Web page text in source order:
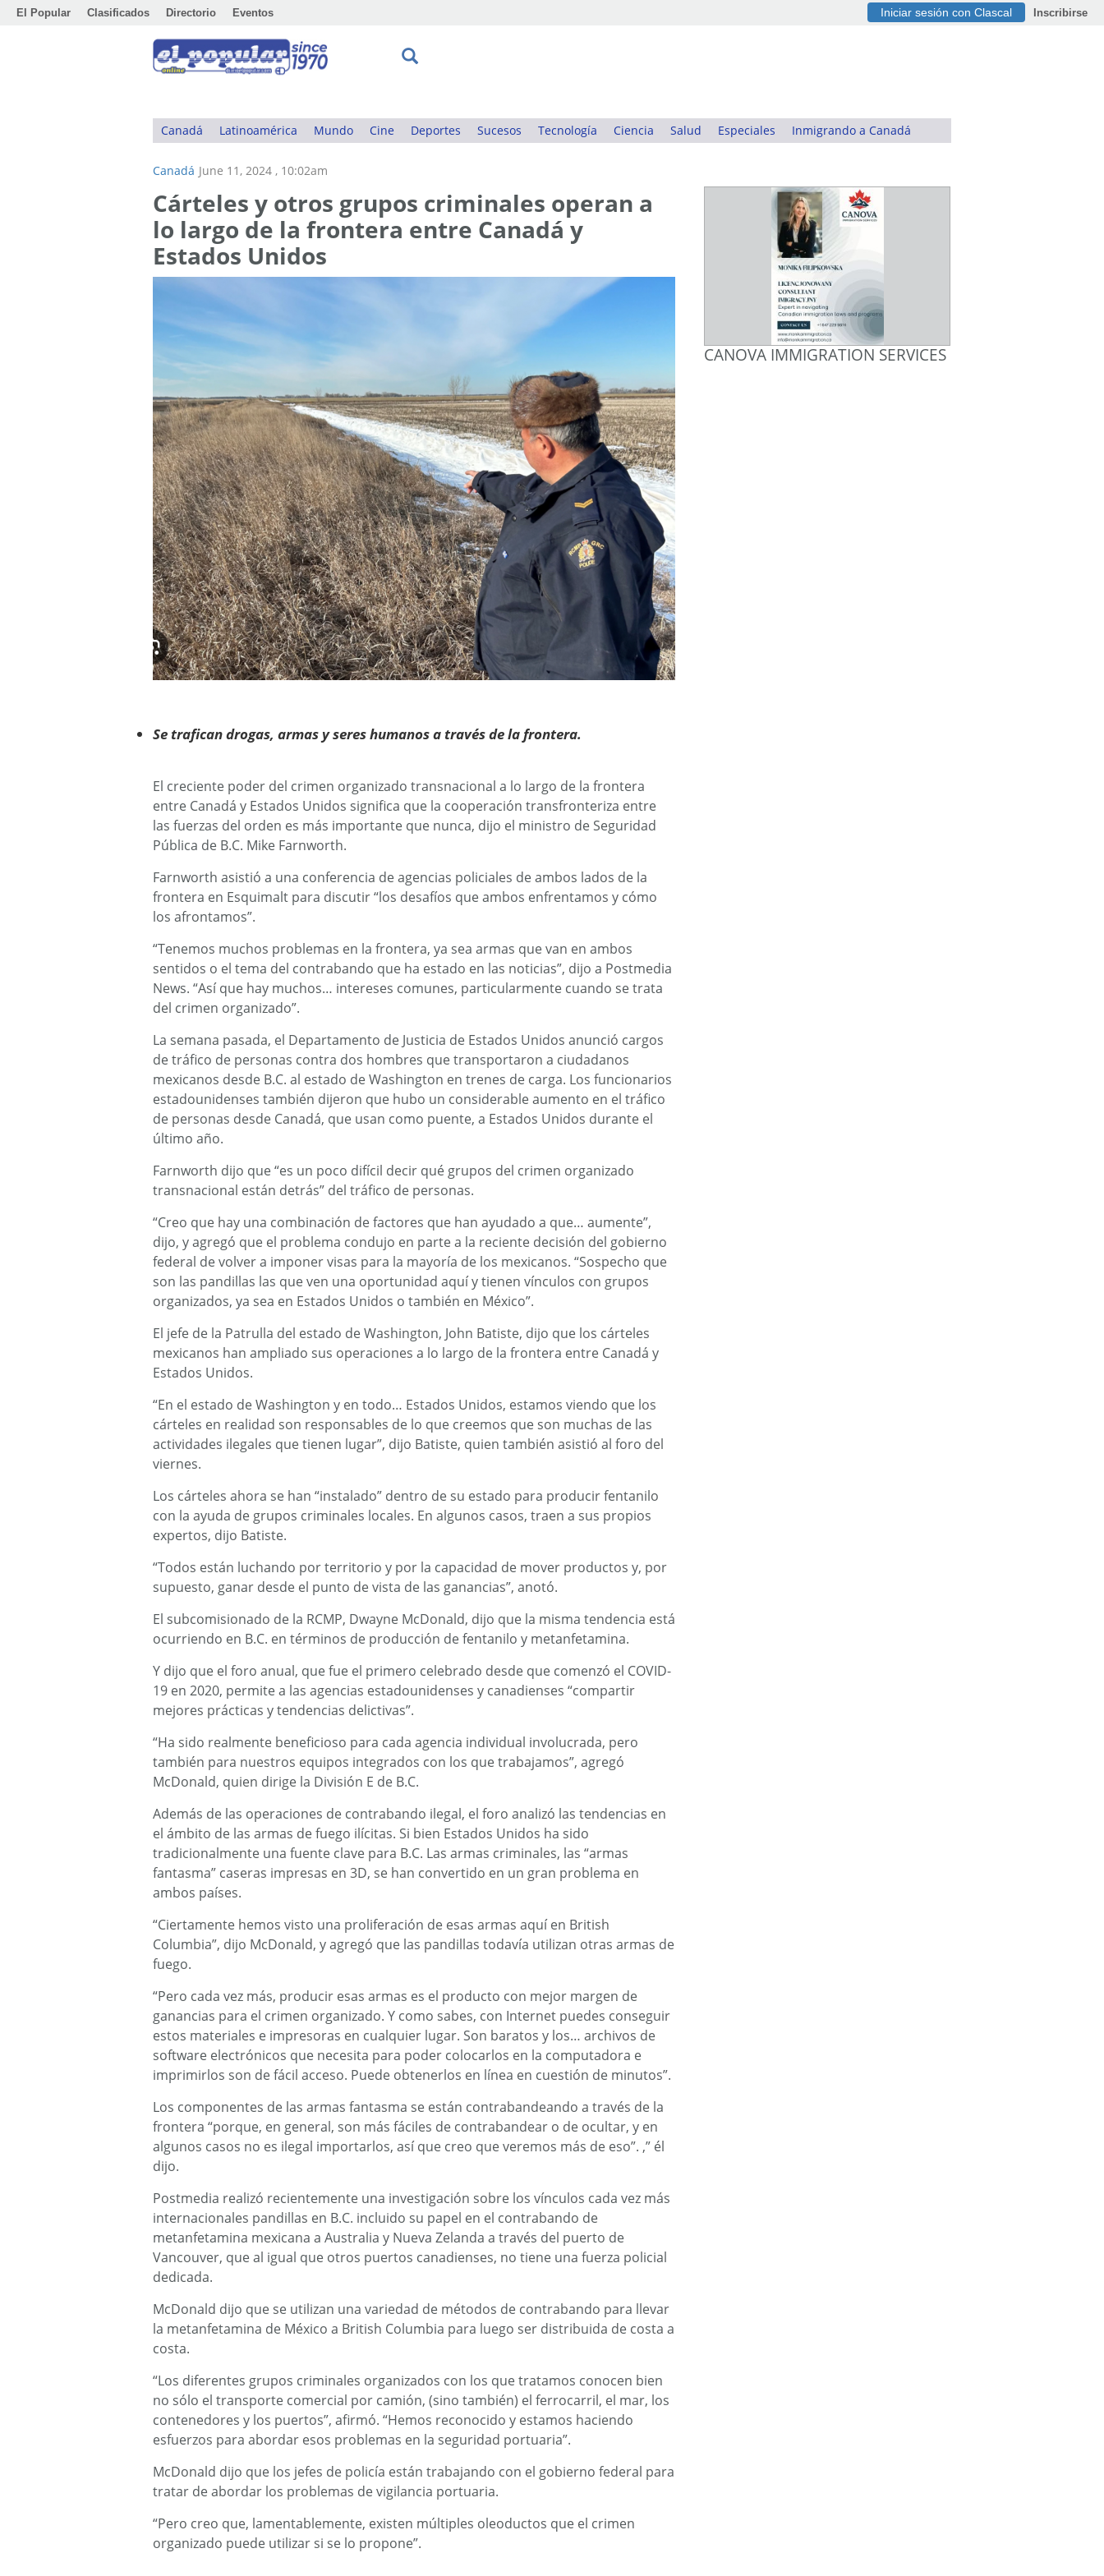
El Popular Clasificados Directorio Eventos Iniciar sesión con Clascal Inscribirse
Canadá Latinoamérica Mundo Cine Deportes Sucesos Tecnología Ciencia Salud Especiales Inmigrando a Canadá
Canadá June 11, 2024 , 10:02am
Cárteles y otros grupos criminales operan a
lo largo de la frontera entre Canadá y
Estados Unidos
Se trafican drogas, armas y seres humanos a través de la frontera.
El creciente poder del crimen organizado transnacional a lo largo de la frontera
entre Canadá y Estados Unidos significa que la cooperación transfronteriza entre
las fuerzas del orden es más importante que nunca, dijo el ministro de Seguridad
Pública de B.C. Mike Farnworth.
Farnworth asistió a una conferencia de agencias policiales de ambos lados de la
frontera en Esquimalt para discutir “los desafíos que ambos enfrentamos y cómo
los afrontamos”.
“Tenemos muchos problemas en la frontera, ya sea armas que van en ambos
sentidos o el tema del contrabando que ha estado en las noticias”, dijo a Postmedia
News. “Así que hay muchos… intereses comunes, particularmente cuando se trata
del crimen organizado”.
La semana pasada, el Departamento de Justicia de Estados Unidos anunció cargos
de tráfico de personas contra dos hombres que transportaron a ciudadanos
mexicanos desde B.C. al estado de Washington en trenes de carga. Los funcionarios
estadounidenses también dijeron que hubo un considerable aumento en el tráfico
de personas desde Canadá, que usan como puente, a Estados Unidos durante el
último año.
Farnworth dijo que “es un poco difícil decir qué grupos del crimen organizado
transnacional están detrás” del tráfico de personas.
“Creo que hay una combinación de factores que han ayudado a que… aumente”,
dijo, y agregó que el problema condujo en parte a la reciente decisión del gobierno
federal de volver a imponer visas para la mayoría de los mexicanos. “Sospecho que
son las pandillas las que ven una oportunidad aquí y tienen vínculos con grupos
organizados, ya sea en Estados Unidos o también en México”.
El jefe de la Patrulla del estado de Washington, John Batiste, dijo que los cárteles
mexicanos han ampliado sus operaciones a lo largo de la frontera entre Canadá y
Estados Unidos.
“En el estado de Washington y en todo… Estados Unidos, estamos viendo que los
cárteles en realidad son responsables de lo que creemos que son muchas de las
actividades ilegales que tienen lugar”, dijo Batiste, quien también asistió al foro del
viernes.
Los cárteles ahora se han “instalado” dentro de su estado para producir fentanilo
con la ayuda de grupos criminales locales. En algunos casos, traen a sus propios
expertos, dijo Batiste.
“Todos están luchando por territorio y por la capacidad de mover productos y, por
supuesto, ganar desde el punto de vista de las ganancias”, anotó.
El subcomisionado de la RCMP, Dwayne McDonald, dijo que la misma tendencia está
ocurriendo en B.C. en términos de producción de fentanilo y metanfetamina.
Y dijo que el foro anual, que fue el primero celebrado desde que comenzó el COVID-
19 en 2020, permite a las agencias estadounidenses y canadienses “compartir
mejores prácticas y tendencias delictivas”.
“Ha sido realmente beneficioso para cada agencia individual involucrada, pero
también para nuestros equipos integrados con los que trabajamos”, agregó
McDonald, quien dirige la División E de B.C.
Además de las operaciones de contrabando ilegal, el foro analizó las tendencias en
el ámbito de las armas de fuego ilícitas. Si bien Estados Unidos ha sido
tradicionalmente una fuente clave para B.C. Las armas criminales, las “armas
fantasma” caseras impresas en 3D, se han convertido en un gran problema en
ambos países.
“Ciertamente hemos visto una proliferación de esas armas aquí en British
Columbia”, dijo McDonald, y agregó que las pandillas todavía utilizan otras armas de
fuego.
“Pero cada vez más, producir esas armas es el producto con mejor margen de
ganancias para el crimen organizado. Y como sabes, con Internet puedes conseguir
estos materiales e impresoras en cualquier lugar. Son baratos y los… archivos de
software electrónicos que necesita para poder colocarlos en la computadora e
imprimirlos son de fácil acceso. Puede obtenerlos en línea en cuestión de minutos”.
Los componentes de las armas fantasma se están contrabandeando a través de la
frontera “porque, en general, son más fáciles de contrabandear o de ocultar, y en
algunos casos no es ilegal importarlos, así que creo que veremos más de eso”. ,” él
dijo.
Postmedia realizó recientemente una investigación sobre los vínculos cada vez más
internacionales pandillas en B.C. incluido su papel en el contrabando de
metanfetamina mexicana a Australia y Nueva Zelanda a través del puerto de
Vancouver, que al igual que otros puertos canadienses, no tiene una fuerza policial
dedicada.
McDonald dijo que se utilizan una variedad de métodos de contrabando para llevar
la metanfetamina de México a British Columbia para luego ser distribuida de costa a
costa.
“Los diferentes grupos criminales organizados con los que tratamos conocen bien
no sólo el transporte comercial por camión, (sino también) el ferrocarril, el mar, los
contenedores y los puertos”, afirmó. “Hemos reconocido y estamos haciendo
esfuerzos para abordar esos problemas en la seguridad portuaria”.
McDonald dijo que los jefes de policía están trabajando con el gobierno federal para
tratar de abordar los problemas de vigilancia portuaria.
“Pero creo que, lamentablemente, existen múltiples oleoductos que el crimen
organizado puede utilizar si se lo propone”.
CANOVA IMMIGRATION SERVICES